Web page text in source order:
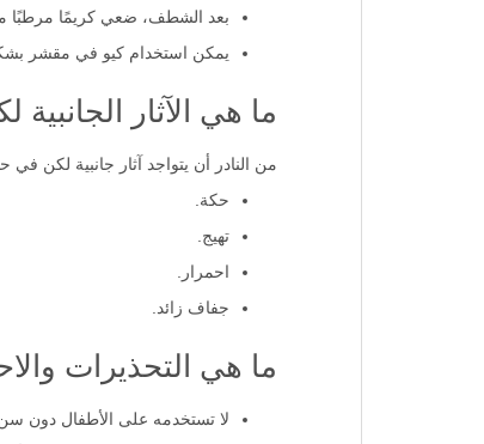
بعد الشطف، ضعي كريمًا مرطبًا
يمكن استخدام كيو في مقشر
ما هي الآثار
من النادر أن يتواجد آثار جانبية لكن
حكة.
تهيج.
احمرار.
جفاف زائد.
ما هي التحذيرات
لا تستخدمه على الأطفال دون سن 3